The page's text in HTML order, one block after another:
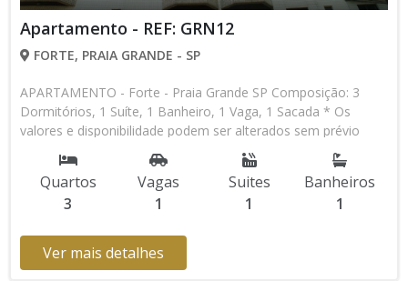
Apartamento - REF: GRN12
FORTE, PRAIA GRANDE - SP
APARTAMENTO - Forte - Praia Grande SP Composição: 3
Dormitórios, 1 Suíte, 1 Banheiro, 1 Vaga, 1 Sacada * Os
valores e disponibilidade podem ser alterados sem prévio
aviso. Favor verificar entrando em contato com nossa equipe
Quartos
3
Vagas
1
Suites
1
Banheiros
1
Ver mais detalhes